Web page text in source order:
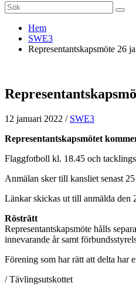
Search
for:
Hem
SWE3
Representantskapsmöte 26
12 januari 2022 / SWE3
Representantskapsmötet
Flaggfotboll kl. 18.45 och
Anmälan sker till kansliet senast
Länkar skickas ut till anmälda den
Rösträtt
Representantskapsmöte hålls
innevarande år samt
Förening som har rätt att delta har
/ Tävlingsutskottet